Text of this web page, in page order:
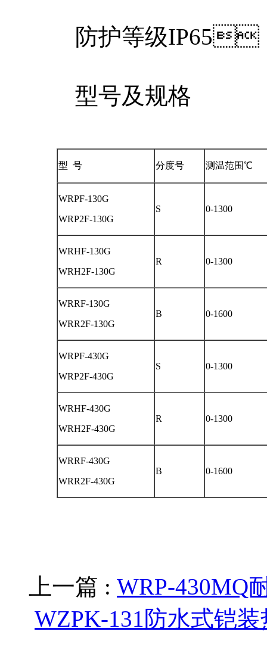
防护等级IP65
型号及规格
型 号 分度号 测温范围℃
WRPF-130G
WRP2F-130G
S 0-1300
WRHF-130G
WRH2F-130G
R 0-1300
WRRF-130G
WRR2F-130G
B 0-1600
WRPF-430G
WRP2F-430G
S 0-1300
WRHF-430G
WRH2F-430G
R 0-1300
WRRF-430G
WRR2F-430G
B 0-1600
上一篇 : WRP-430MQ
WZPK-131防水式铠